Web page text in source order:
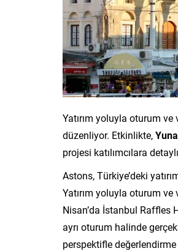
Yatırım yoluyla oturum
düzenliyor. Etkinlikte,
projesi katılımcılara
Astons, Türkiye’deki
Yatırım yoluyla oturum ve
Nisan’da İstanbul Raffles
ayrı oturum halinde
perspektifle